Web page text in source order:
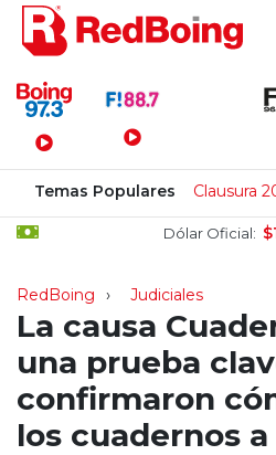
Menú Principal
Temas Populares Clausura
Dólar Oficial:
RedBoing Judiciales
La causa
una prueba
confirmaron
los cuadernos